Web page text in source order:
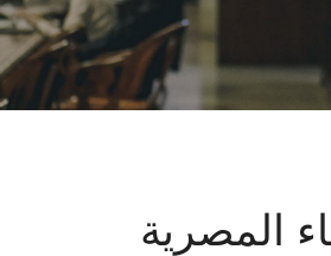
الشئون الأكاديمية
البحث العلمي
المراكز والوحداتالمصرية